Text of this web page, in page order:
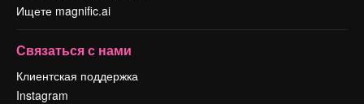
Ищете magnific.ai
Связаться с нами
Клиентская поддержка
Instagram